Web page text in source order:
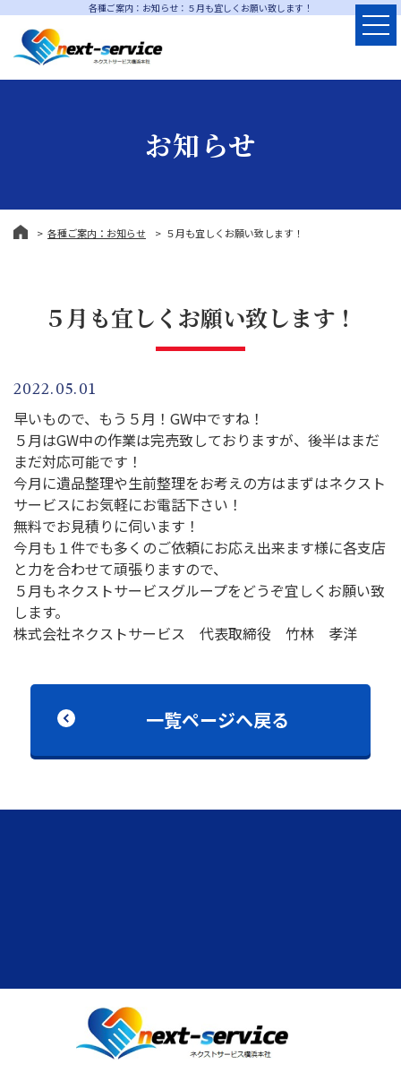
各種ご案内：お知らせ：５月も宜しくお願い致します！
お知らせ
各種ご案内：お知らせ ５月も宜しくお願い致します！
５月も宜しくお願い致します！
2022.05.01
早いもので、もう５月！GW中ですね！
５月はGW中の作業は完売致しておりますが、後半はまだ
まだ対応可能です！
今月に遺品整理や生前整理をお考えの方はまずはネクスト
サービスにお気軽にお電話下さい！
無料でお見積りに伺います！
今月も１件でも多くのご依頼にお応え出来ます様に各支店
と力を合わせて頑張りますので、
５月もネクストサービスグループをどうぞ宜しくお願い致
します。
株式会社ネクストサービス 代表取締役 竹林 孝洋
一覧ページへ戻る